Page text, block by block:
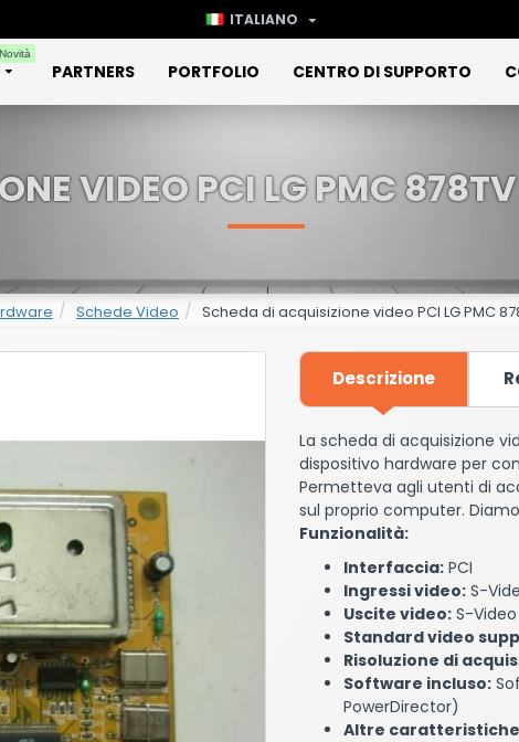
ITALIANO
Novità
PARTNERS PORTFOLIO CENTRO DI SUPPORTO
Schede Video Scheda di acquisizione video PCI LG PMC
VIDEO PCI LG PMC
Descrizione
La scheda di acquisizione
dispositivo hardware per
Permetteva agli utenti di
sul proprio computer.
Funzionalità:
Interfaccia: PCI
Ingressi video: S-
Uscite video: S-
Standard video
Risoluzione di
Software incluso:
PowerDirector)
Altre